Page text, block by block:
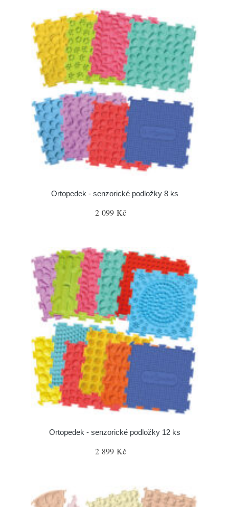
Ortopedek - senzorické podložky 8 ks
2 099 Kč
Ortopedek - senzorické podložky 12 ks
2 899 Kč